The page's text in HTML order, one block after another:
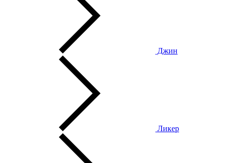
Джин
Ликер